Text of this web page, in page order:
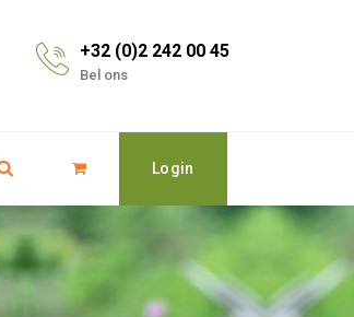
+32 (0)2 242 00 45
Bel ons
Login